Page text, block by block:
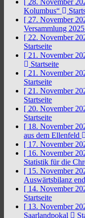
[ 28. November
Kolumbus“
[ 27. November
Versammlung 2025
[ 22. November
Startseite
[ 21. November
Startseite
[ 21. November
Startseite
[ 21. November
Startseite
[ 20. November
Startseite
[ 18. November
aus dem Ellenfeld
[ 17. November
[ 16. November
Statistik für die
[ 15. November
Auswärtsbilanz
[ 14. November
Startseite
[ 13. November
Saarlandpokal